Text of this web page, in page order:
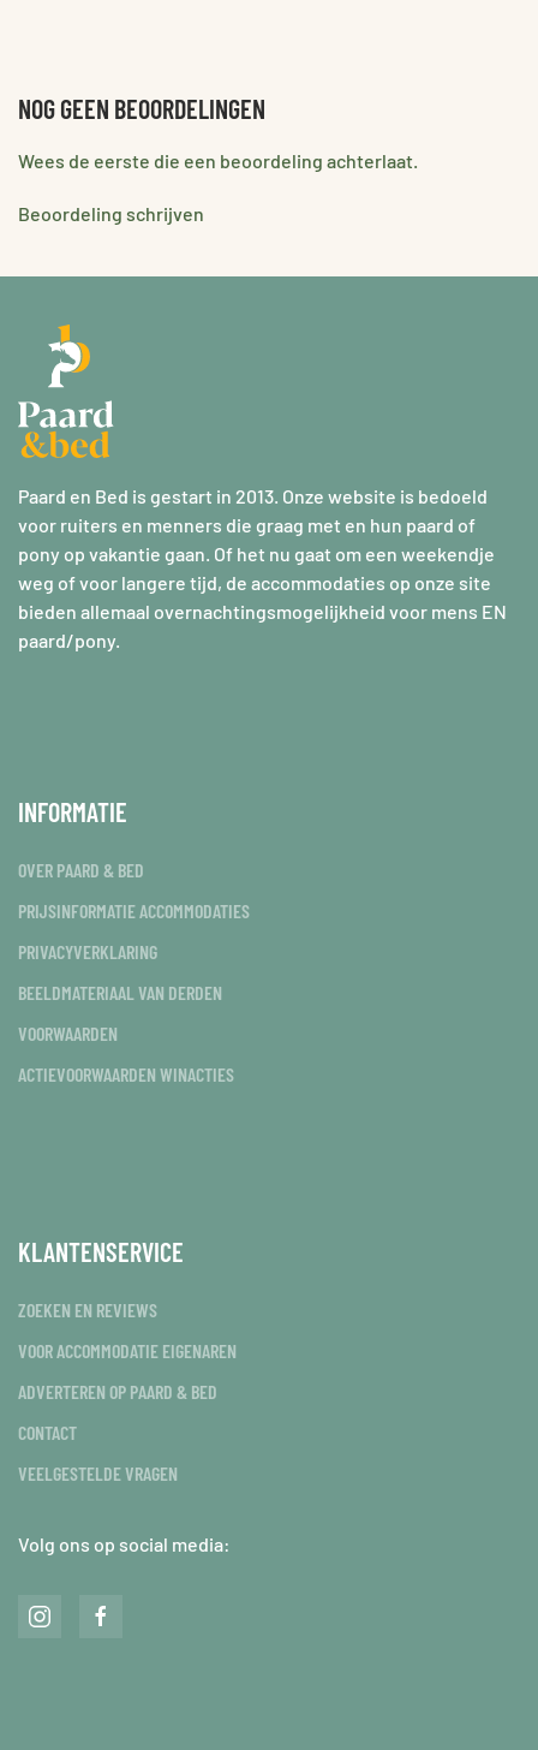
NOG GEEN BEOORDELINGEN
Wees de eerste die een beoordeling achterlaat.
Beoordeling schrijven
Paard en Bed is gestart in 2013. Onze website is bedoeld
voor ruiters en menners die graag met en hun paard of
pony op vakantie gaan. Of het nu gaat om een weekendje
weg of voor langere tijd, de accommodaties op onze site
bieden allemaal overnachtingsmogelijkheid voor mens EN
paard/pony.
INFORMATIE
OVER PAARD & BED
PRIJSINFORMATIE ACCOMMODATIES
PRIVACYVERKLARING
BEELDMATERIAAL VAN DERDEN
VOORWAARDEN
ACTIEVOORWAARDEN WINACTIES
KLANTENSERVICE
ZOEKEN EN REVIEWS
VOOR ACCOMMODATIE EIGENAREN
ADVERTEREN OP PAARD & BED
CONTACT
VEELGESTELDE VRAGEN
Volg ons op social media: